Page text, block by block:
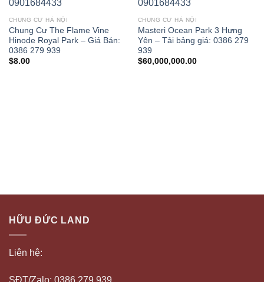
CHUNG CƯ HÀ NỘI
Chung Cư The Flame Vine
Hinode Royal Park – Giá Bán:
0386 279 939
$8.00
CHUNG CƯ HÀ NỘI
Masteri Ocean Park 3 Hưng
Yên – Tải bảng giá: 0386 279
939
$60,000,000.00
HỮU ĐỨC LAND
Liên hệ:
SĐT/Zalo: 0386.279.939